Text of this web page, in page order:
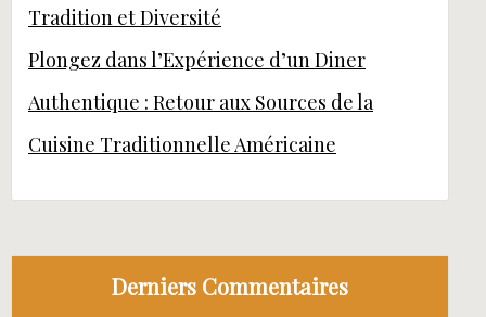
Tradition et Diversité
Plongez dans l’Expérience d’un Diner
Authentique : Retour aux Sources de la
Cuisine Traditionnelle Américaine
Derniers Commentaires